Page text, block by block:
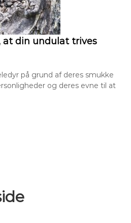
at din undulat trives
på grund af deres smukke
og deres evne til at